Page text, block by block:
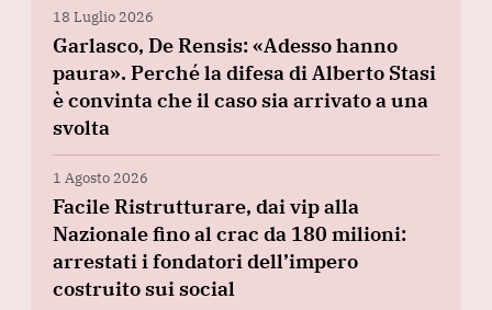
18 Luglio 2026
Garlasco, De Rensis: «Adesso hanno
paura». Perché la difesa di Alberto Stasi
è convinta che il caso sia arrivato a una
svolta
1 Agosto 2026
Facile Ristrutturare, dai vip alla
Nazionale fino al crac da 180 milioni:
arrestati i fondatori dell’impero
costruito sui social